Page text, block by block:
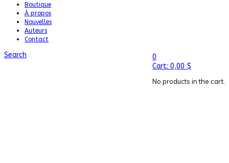
Boutique
À propos
Nouvelles
Auteurs
Contact
0
Cart: 0,00 $
No products in the cart.
Search